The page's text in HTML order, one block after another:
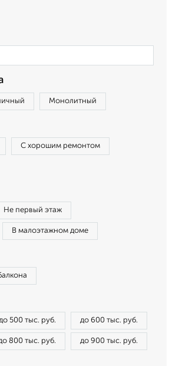
Монолитный
С хорошим ремонтом
Не первый этаж
В малоэтажном доме
500 тыс. руб. до 600 тыс. руб.
800 тыс. руб. до 900 тыс. руб.